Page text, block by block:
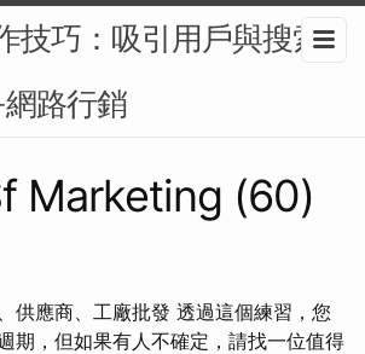
技巧：吸引用戶與搜索
路行銷
Marketing (60)
供應商、工廠批發 透過這個練習，您
期，但如果有人不確定，請找一位值得